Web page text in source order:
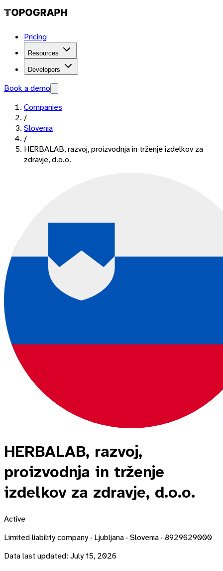
Pricing
Resources
Developers
Book a demo
Companies
/
Slovenia
/
HERBALAB, razvoj, proizvodnja in trženje izdelkov za
zdravje, d.o.o.
HERBALAB, razvoj,
proizvodnja in trženje
izdelkov za zdravje, d.o.o.
Active
Limited liability company · Ljubljana · Slovenia · 8929629000
Data last updated: July 15, 2026